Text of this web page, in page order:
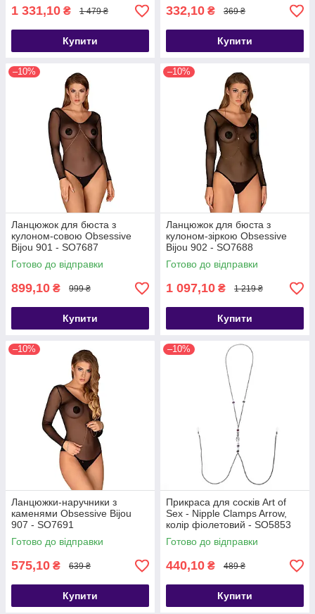
1 331,10 ₴ 1 479 ₴
Купити
332,10 ₴ 369 ₴
Купити
–10%
Ланцюжок для бюста з
кулоном-совою Obsessive
Bijou 901 - SO7687
Готово до відправки
899,10 ₴ 999 ₴
Купити
–10%
Ланцюжок для бюста з
кулоном-зіркою Obsessive
Bijou 902 - SO7688
Готово до відправки
1 097,10 ₴ 1 219 ₴
Купити
–10%
Ланцюжки-наручники з
каменями Obsessive Bijou
907 - SO7691
Готово до відправки
575,10 ₴ 639 ₴
Купити
–10%
Прикраса для сосків Art of
Sex - Nipple Clamps Arrow,
колір фіолетовий - SO5853
Готово до відправки
440,10 ₴ 489 ₴
Купити